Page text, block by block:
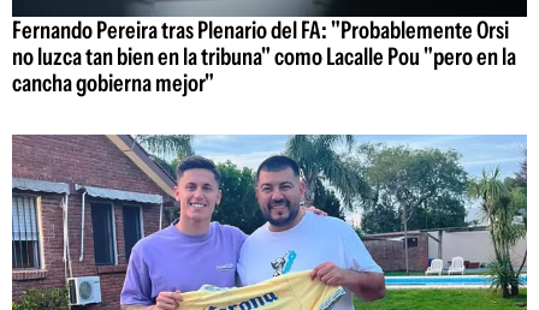
Fernando Pereira tras Plenario del FA: "Probablemente Orsi
no luzca tan bien en la tribuna" como Lacalle Pou "pero en la
cancha gobierna mejor"